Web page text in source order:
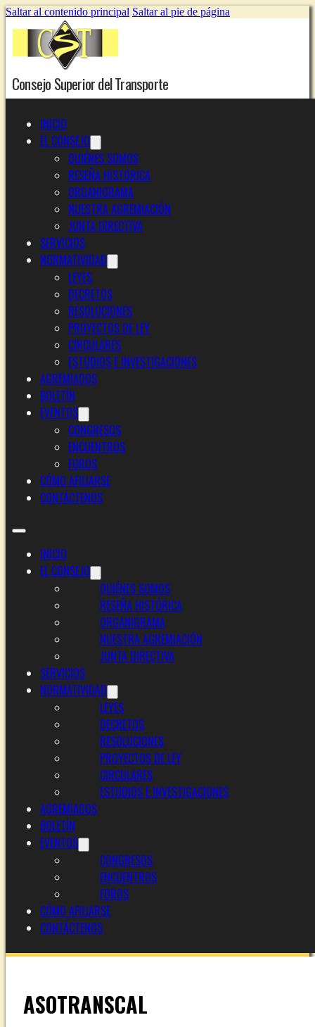
Saltar al contenido principal Saltar al pie de página
Consejo Superior del Transporte
INICIO
EL CONSEJO
QUIÉNES SOMOS
RESEÑA HISTÓRICA
ORGANIGRAMA
NUESTRA AGREMIACIÓN
JUNTA DIRECTIVA
SERVICIOS
NORMATIVIDAD
LEYES
DECRETOS
RESOLUCIONES
PROYECTOS DE LEY
CIRCULARES
ESTUDIOS E INVESTIGACIONES
AGREMIADOS
BOLETÍN
EVENTOS
CONGRESOS
ENCUENTROS
FOROS
CÓMO AFILIARSE
CONTÁCTENOS
INICIO
EL CONSEJO
QUIÉNES SOMOS
RESEÑA HISTÓRICA
ORGANIGRAMA
NUESTRA AGREMIACIÓN
JUNTA DIRECTIVA
SERVICIOS
NORMATIVIDAD
LEYES
DECRETOS
RESOLUCIONES
PROYECTOS DE LEY
CIRCULARES
ESTUDIOS E INVESTIGACIONES
AGREMIADOS
BOLETÍN
EVENTOS
CONGRESOS
ENCUENTROS
FOROS
CÓMO AFILIARSE
CONTÁCTENOS
ASOTRANSCAL